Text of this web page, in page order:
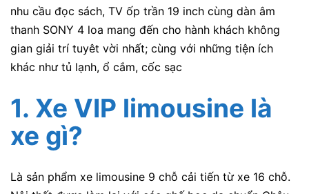
nhu cầu đọc sách, TV ốp trần 19 inch cùng dàn âm
thanh SONY 4 loa mang đến cho hành khách không
gian giải trí tuyêt vời nhất; cùng với những tiện ích
khác như tủ lạnh, ổ cắm, cốc sạc
1. Xe VIP limousine là
xe gì?
Là sản phẩm xe limousine 9 chỗ cải tiến từ xe 16 chỗ.